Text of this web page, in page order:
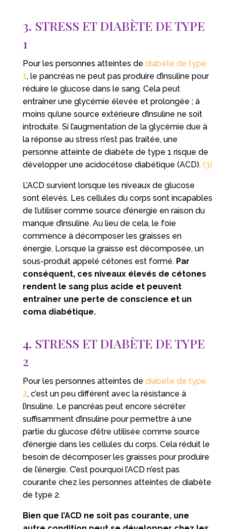
3. STRESS ET DIABÈTE DE TYPE
1
Pour les personnes atteintes de diabète de type
1, le pancréas ne peut pas produire d’insuline pour
réduire le glucose dans le sang. Cela peut
entraîner une glycémie élevée et prolongée ; à
moins qu’une source extérieure d’insuline ne soit
introduite. Si l’augmentation de la glycémie due à
la réponse au stress n’est pas traitée, une
personne atteinte de diabète de type 1 risque de
développer une acidocétose diabétique (ACD). (3)
L’ACD survient lorsque les niveaux de glucose
sont élevés. Les cellules du corps sont incapables
de l’utiliser comme source d’énergie en raison du
manque d’insuline. Au lieu de cela, le foie
commence à décomposer les graisses en
énergie. Lorsque la graisse est décomposée, un
sous-produit appelé cétones est formé. Par
conséquent, ces niveaux élevés de cétones
rendent le sang plus acide et peuvent
entraîner une perte de conscience et un
coma diabétique.
4. STRESS ET DIABÈTE DE TYPE
2
Pour les personnes atteintes de diabète de type
2, c’est un peu différent avec la résistance à
l’insuline. Le pancréas peut encore sécréter
suffisamment d’insuline pour permettre à une
partie du glucose d’être utilisée comme source
d’énergie dans les cellules du corps. Cela réduit le
besoin de décomposer les graisses pour produire
de l’énergie. C’est pourquoi l’ACD n’est pas
courante chez les personnes atteintes de diabète
de type 2.
Bien que l’ACD ne soit pas courante, une